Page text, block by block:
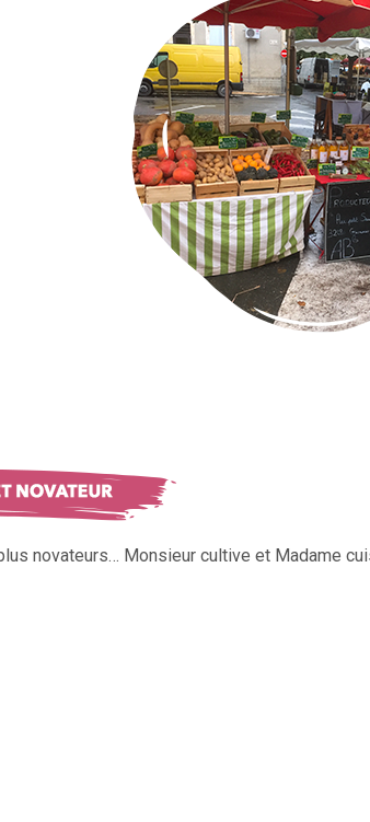
novateurs… Monsieur cultive et Madame